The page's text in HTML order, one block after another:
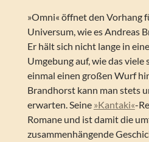
»Omni« öffnet den Vorhang
Universum, wie es Andreas
Er hält sich nicht lange in
Umgebung auf, wie das
einmal einen großen Wurf
Brandhorst kann man stets
erwarten. Seine »Kantaki«-
Romane und ist damit die
zusammenhängende